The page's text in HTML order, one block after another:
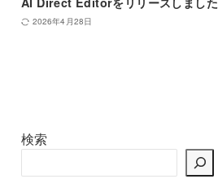
2026年4月28日
検索